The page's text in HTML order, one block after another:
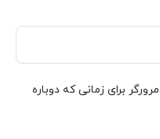
برای زمانی که دوباره